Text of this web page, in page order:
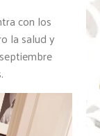
con los
la salud y